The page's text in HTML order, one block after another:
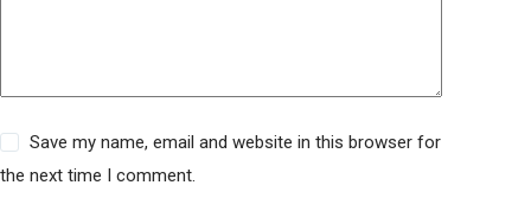
Save my name, email and website in this browser for
the next time I comment.